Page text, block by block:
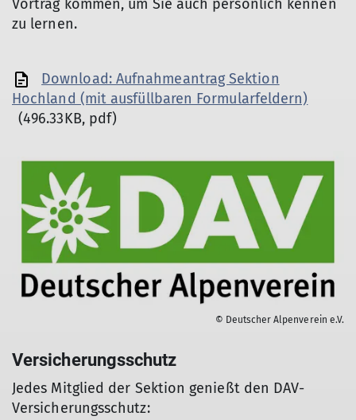
Vortrag kommen, um Sie auch persönlich kennen
zu lernen.
Download: Aufnahmeantrag Sektion
Hochland (mit ausfüllbaren Formularfeldern)
(496.33KB, pdf)
© Deutscher Alpenverein e.V.
Versicherungsschutz
Jedes Mitglied der Sektion genießt den DAV-
Versicherungsschutz: